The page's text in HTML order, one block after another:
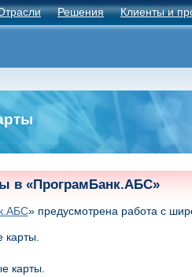
Решения Клиенты и
в «ПрограмБанк.АБС»
» предусмотрена работа с
карты.
карты.